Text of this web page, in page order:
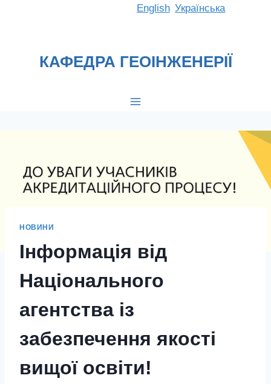
English Українська
КАФЕДРА ГЕОІНЖЕНЕРІЇ
НОВИНИ
Інформація від
Національного
агентства із
забезпечення якості
вищої освіти!